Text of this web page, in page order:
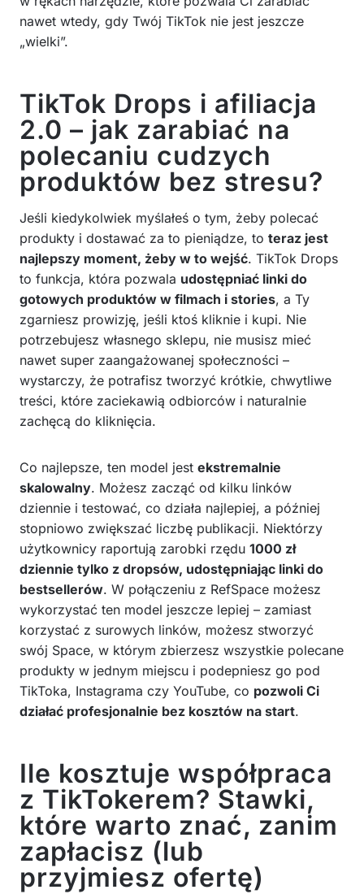
nawet wtedy, gdy Twój TikTok nie jest jeszcze
„wielki”.
TikTok Drops i afiliacja
2.0 – jak zarabiać na
polecaniu cudzych
produktów bez stresu?
Jeśli kiedykolwiek myślałeś o tym, żeby polecać
produkty i dostawać za to pieniądze, to teraz jest
najlepszy moment, żeby w to wejść. TikTok Drops
to funkcja, która pozwala udostępniać linki do
gotowych produktów w filmach i stories, a Ty
zgarniesz prowizję, jeśli ktoś kliknie i kupi. Nie
potrzebujesz własnego sklepu, nie musisz mieć
nawet super zaangażowanej społeczności –
wystarczy, że potrafisz tworzyć krótkie, chwytliwe
treści, które zaciekawią odbiorców i naturalnie
zachęcą do kliknięcia.
Co najlepsze, ten model jest ekstremalnie
skalowalny. Możesz zacząć od kilku linków
dziennie i testować, co działa najlepiej, a później
stopniowo zwiększać liczbę publikacji. Niektórzy
użytkownicy raportują zarobki rzędu 1000 zł
dziennie tylko z dropsów, udostępniając linki do
bestsellerów. W połączeniu z RefSpace możesz
wykorzystać ten model jeszcze lepiej – zamiast
korzystać z surowych linków, możesz stworzyć
swój Space, w którym zbierzesz wszystkie polecane
produkty w jednym miejscu i podepniesz go pod
TikToka, Instagrama czy YouTube, co pozwoli Ci
działać profesjonalnie bez kosztów na start.
Ile kosztuje współpraca
z TikTokerem? Stawki,
które warto znać, zanim
zapłacisz (lub
przyjmiesz ofertę)